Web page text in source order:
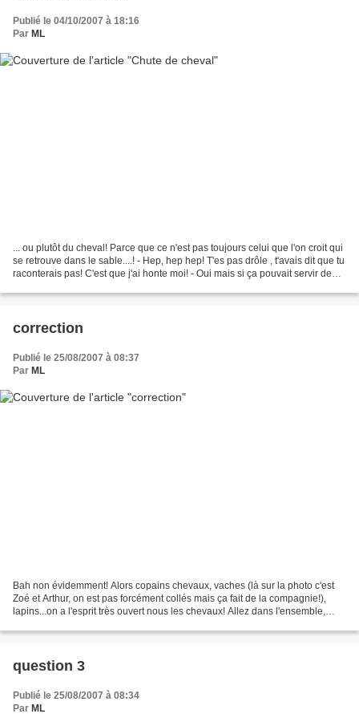
Publié le 04/10/2007 à 18:16
Par ML
... ou plutôt du cheval! Parce que ce n'est pas toujours celui que l'on croit qui
se retrouve dans le sable....! - Hep, hep hep! T'es pas drôle , t'avais dit que tu
raconterais pas! C'est que j'ai honte moi! - Oui mais si ça pouvait servir de
correction
Publié le 25/08/2007 à 08:37
Par ML
Bah non évidemment! Alors copains chevaux, vaches (là sur la photo c'est
Zoé et Arthur, on est pas forcément collés mais ça fait de la compagnie!),
lapins...on a l'esprit très ouvert nous les chevaux! Allez dans l'ensemble,
question 3
Publié le 25/08/2007 à 08:34
Par ML